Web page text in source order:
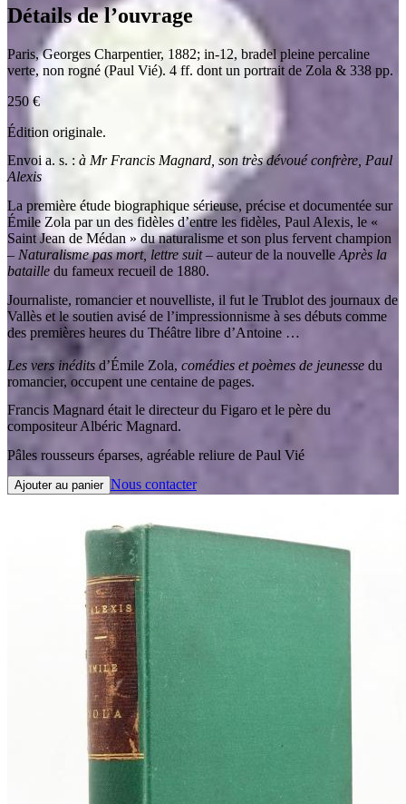
Détails de l’ouvrage
Paris,Georges Charpentier, 1882; in-12, bradel pleine percaline
verte, non rogné (Paul Vié). 4 ff. dont un portrait de Zola & 338 pp.
250 €
Édition originale.
Envoi a. s. : à Mr Francis Magnard, son très dévoué confrère, Paul
Alexis
La première étude biographique sérieuse, précise et documentée sur
Émile Zola par un des fidèles d’entre les fidèles, Paul Alexis, le «
Saint Jean de Médan » du naturalisme et son plus fervent champion
– Naturalisme pas mort, lettre suit– auteur de la nouvelle Après la
bataille du fameux recueil de 1880.
Journaliste, romancier et nouvelliste, il fut le Trublot des journaux de
Vallès et le soutien avisé de l’impressionnisme à ses débuts comme
des premières heures du Théâtre libre d’Antoine …
Les vers inédits d’Émile Zola, comédies et poèmes de jeunesse du
romancier, occupent une centaine de pages.
Francis Magnard était le directeur du Figaro et le père du
compositeur Albéric Magnard.
Pâles rousseurs éparses, agréable reliure de Paul Vié
Ajouter au panier Nous contacter